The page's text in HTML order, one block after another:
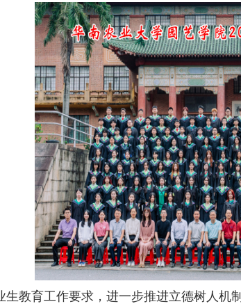
生教育工作要求，进一步推进立德树人